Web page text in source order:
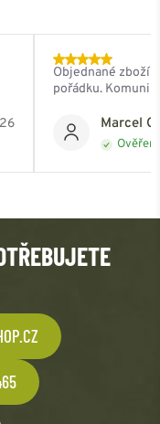
Marcel
Objednané zboží
pořádku.